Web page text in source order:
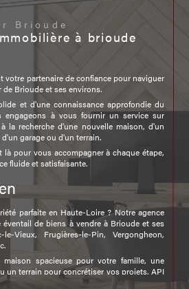
Brioude
à brioude
votre partenaire de confiance pour naviguer
Brioude et ses environs.
et d'une connaissance approfondie du
engageons à vous fournir un service sur
la recherche d'une nouvelle maison, d'un
garage ou d'un terrain.
là pour vous accompagner à chaque étape,
fluide et satisfaisante.
parfaite en Haute-Loire ? Notre agence
de biens à vendre à Brioude et ses
Vieux, Frugières-le-Pin, Vergongheon,
spacieuse pour votre famille, une
un terrain pour concrétiser vos projets, API
allié.